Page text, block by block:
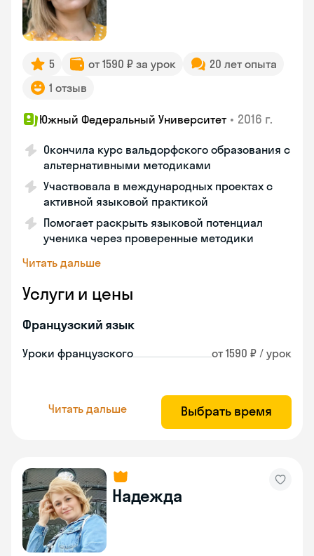
5 от 1590 ₽ за урок
20 лет опыта
1 отзыв
Южный Федеральный Университет • 2016 г.
Окончила курс вальдорфского образования с
альтернативными методиками
Участвовала в международных проектах с
активной языковой практикой
Помогает раскрыть языковой потенциал
ученика через проверенные методики
Читать дальше
Услуги и цены
Французский язык
Уроки французского от 1590 ₽ / урок
Читать дальше Выбрать время
Надежда